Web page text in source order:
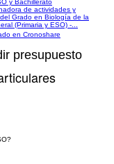
y Bachillerato
de actividades y
Grado en Biología de la
(Primaria y ESO) -...
en Cronoshare
presupuesto